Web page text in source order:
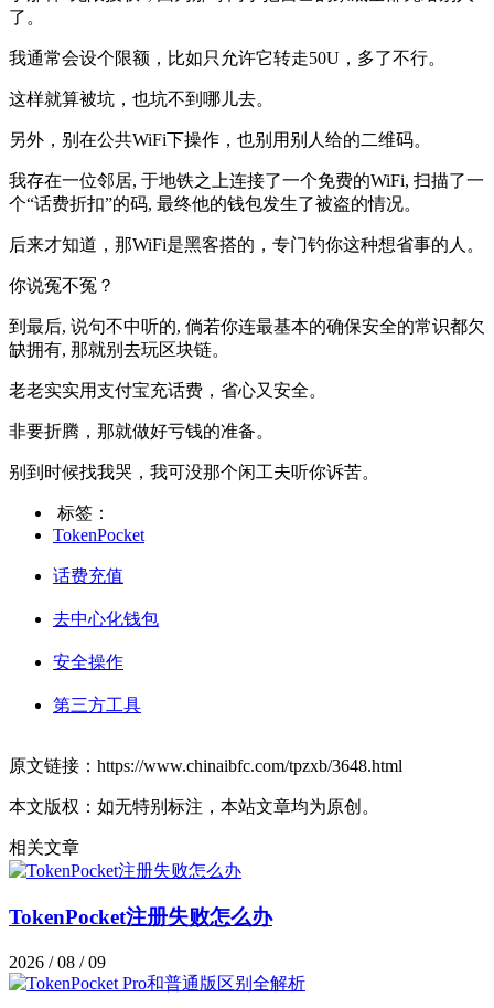
了。
我通常会设个限额，比如只允许它转走50U，多了不行。
这样就算被坑，也坑不到哪儿去。
另外，别在公共WiFi下操作，也别用别人给的二维码。
我存在一位邻居, 于地铁之上连接了一个免费的WiFi, 扫描了一
个“话费折扣”的码, 最终他的钱包发生了被盗的情况。
后来才知道，那WiFi是黑客搭的，专门钓你这种想省事的人。
你说冤不冤？
到最后, 说句不中听的, 倘若你连最基本的确保安全的常识都欠
缺拥有, 那就别去玩区块链。
老老实实用支付宝充话费，省心又安全。
非要折腾，那就做好亏钱的准备。
别到时候找我哭，我可没那个闲工夫听你诉苦。
标签：
TokenPocket
话费充值
去中心化钱包
安全操作
第三方工具
原文链接：https://www.chinaibfc.com/tpzxb/3648.html
本文版权：如无特别标注，本站文章均为原创。
相关文章
TokenPocket注册失败怎么办
2026 / 08 / 09